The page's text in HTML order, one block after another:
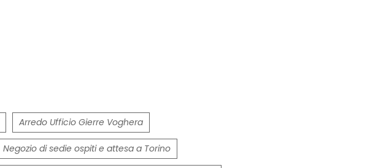
Arredo Ufficio Gierre Voghera
Negozio di sedie ospiti e attesa a Torino